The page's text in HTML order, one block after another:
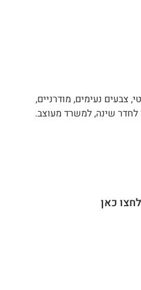
צבעים נעימים, מודרניים,
לחדר שינה, למשרד מעוצב.
כאן